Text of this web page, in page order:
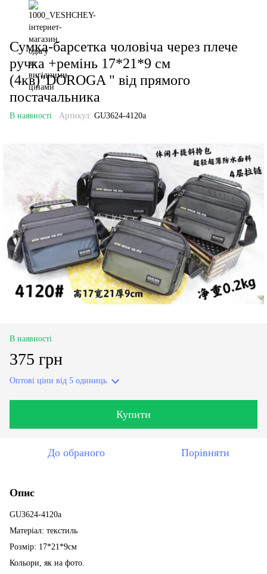
Сумка-барсетка чоловіча через плече
ручка +ремінь 17*21*9 см
(4кв)"DOROGA " від прямого
постачальника
В наявності Артикул: GU3624-4120a
В наявності
375 грн
Оптові ціни від 5 одиниць
Купити
До обраного Порівняти
Опис
GU3624-4120a
Матеріал: текстиль
Розмір: 17*21*9см
Кольори, як на фото.